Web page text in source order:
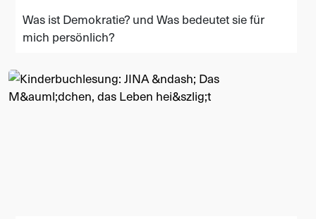
Was ist Demokratie? und Was bedeutet sie für
mich persönlich?